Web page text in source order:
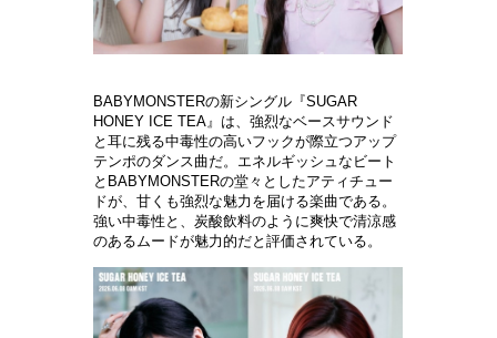
BABYMONSTERの新シングル『SUGAR
HONEY ICE TEA』は、 強烈なベー スサウンド
と耳に残る中毒性の高いフックが際立つアップ
テンポのダンス曲だ。エネルギッシュなビー ト
と BABYMONSTERの堂 々 としたアティチュ ー
ドが、甘くも強烈な魅力を 届ける楽曲である。
強い中毒性と、炭酸飲料のように爽快で清涼感
のあるムー ドが魅力的だと評価されている 。